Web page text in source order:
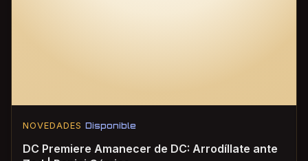
NOVEDADES Disponible
DC Premiere Amanecer de DC: Arrodíllate ante